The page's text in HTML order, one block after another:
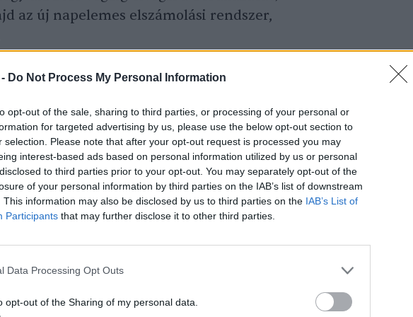
Do Not Process My Personal Information
opt-out of the sale, sharing to third parties, or processing of your personal or
for targeted advertising by us, please use the below opt-out section to
selection. Please note that after your opt-out request is processed you may
interest-based ads based on personal information utilized by us or personal
to third parties prior to your opt-out. You may separately opt-out of the
of your personal information by third parties on the IAB’s list of downstream
This information may also be disclosed by us to third parties on the IAB’s List of
Participants that may further disclose it to other third parties.
Data Processing Opt Outs
opt-out of the Sharing of my personal data.
az új napelemes elszámolási rendszer,